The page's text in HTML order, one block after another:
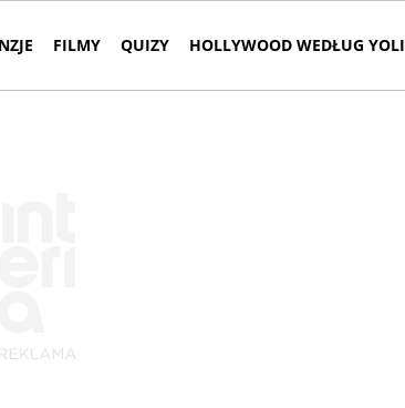
FILMY QUIZY HOLLYWOOD WEDŁUG YOLI